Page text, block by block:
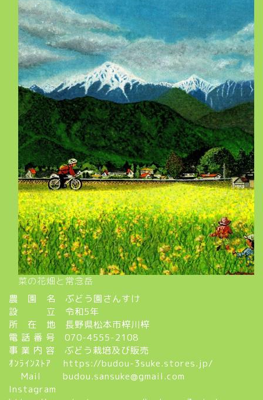
菜の花畑と常念岳
農 園 名 ぶどう園さんすけ
設 立 令和5年
所 在 地 長野県松本市梓川梓
電 話 番 号 070-4555-2108
事 業 内 容 ぶどう栽培及び販売
ｵﾝﾗｲﾝｽﾄｱ https://budou-3suke.stores.jp/
Mail budou.sansuke@gmail.com
Instagram